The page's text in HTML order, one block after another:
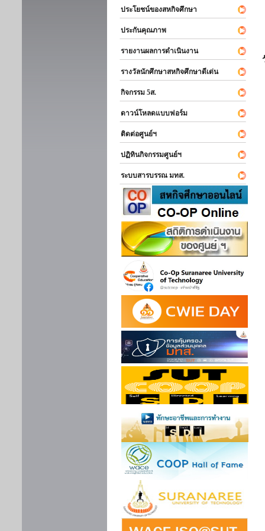
ประโยชน์ของสหกิจศึกษา
ประกันคุณภาพ
รายงานผลการดำเนินงาน
รางวัลนักศึกษาสหกิจศึกษาดีเด่น
กิจกรรม 5ส.
ดาวน์โหลดแบบฟอร์ม
ติดต่อศูนย์ฯ
ปฏิทินกิจกรรมศูนย์ฯ
ระบบสารบรรณ มทส.